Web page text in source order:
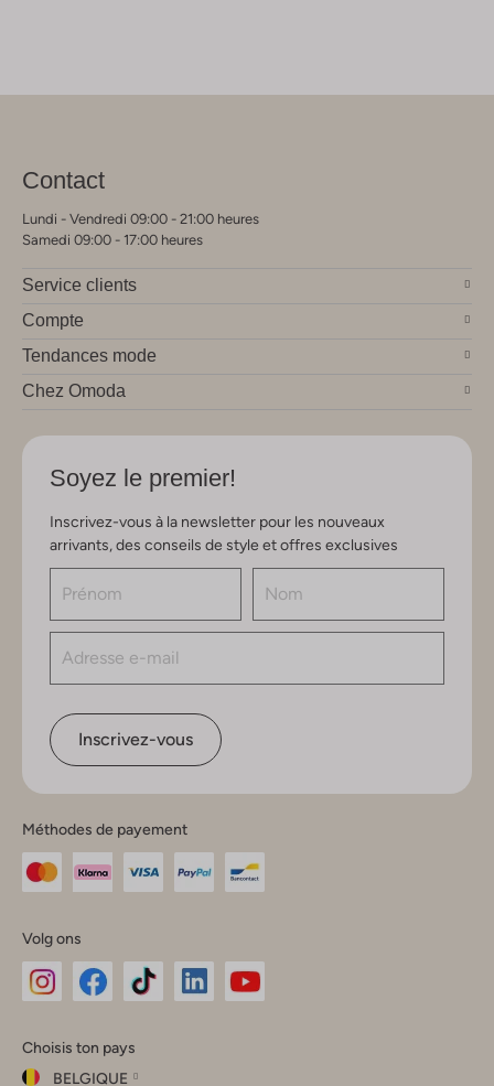
Contact
Lundi - Vendredi 09:00 - 21:00 heures
Samedi 09:00 - 17:00 heures
Service clients
Compte
Tendances mode
Chez Omoda
Soyez le premier!
Inscrivez-vous à la newsletter pour les nouveaux
arrivants, des conseils de style et offres exclusives
Inscrivez-vous
Méthodes de payement
Volg ons
Instagram
Facebook
TikTok
Choisis ton pays
BELGIQUE